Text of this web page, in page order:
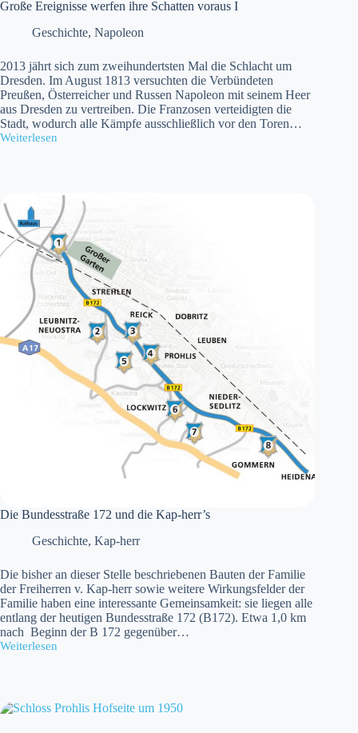
Große Ereignisse werfen ihre Schatten voraus I
Geschichte, Napoleon
2013 jährt sich zum zweihundertsten Mal die Schlacht um
Dresden. Im August 1813 versuchten die Verbündeten
Preußen, Österreicher und Russen Napoleon mit seinem Heer
aus Dresden zu vertreiben. Die Franzosen verteidigten die
Stadt, wodurch alle Kämpfe ausschließlich vor den Toren…
Weiterlesen
Große
voraus
Die Bundesstraße 172 und die Kap-herr’s
Geschichte, Kap-herr
Die bisher an dieser Stelle beschriebenen Bauten der Familie
der Freiherren v. Kap-herr sowie weitere Wirkungsfelder der
Familie haben eine interessante Gemeinsamkeit: sie liegen alle
entlang der heutigen Bundesstraße 172 (B172). Etwa 1,0 km
nach Beginn der B 172 gegenüber…
Weiterlesen
Die
die